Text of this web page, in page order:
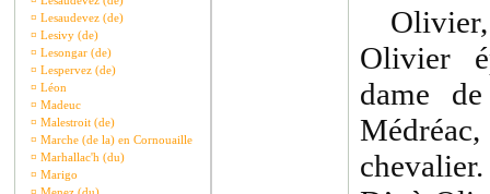
¤ Lesaudevez (de)
¤ Lesivy (de)
¤ Lesongar (de)
¤ Lespervez (de)
¤ Léon
¤ Madeuc
¤ Malestroit (de)
¤ Marche (de la) en Cornouaille
¤ Marhallac'h (du)
¤ Marigo
Olivier,
Olivier
dame